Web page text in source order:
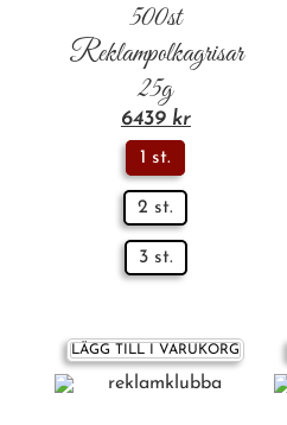
500st
Reklampolkagrisar
25g
6439 kr
1 st.
2 st.
3 st.
LÄGG TILL I VARUKORG